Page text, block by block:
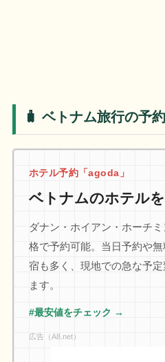
🧳 ベトナム旅行の予
ホテル予約「agoda」
ベトナムのホテル
ダナン・ホイアン・ホーチ
格で予約可能。当日予約や
宿も多く、現地での急な予
ます。
#最安値をチェック →
広告（A8.net）